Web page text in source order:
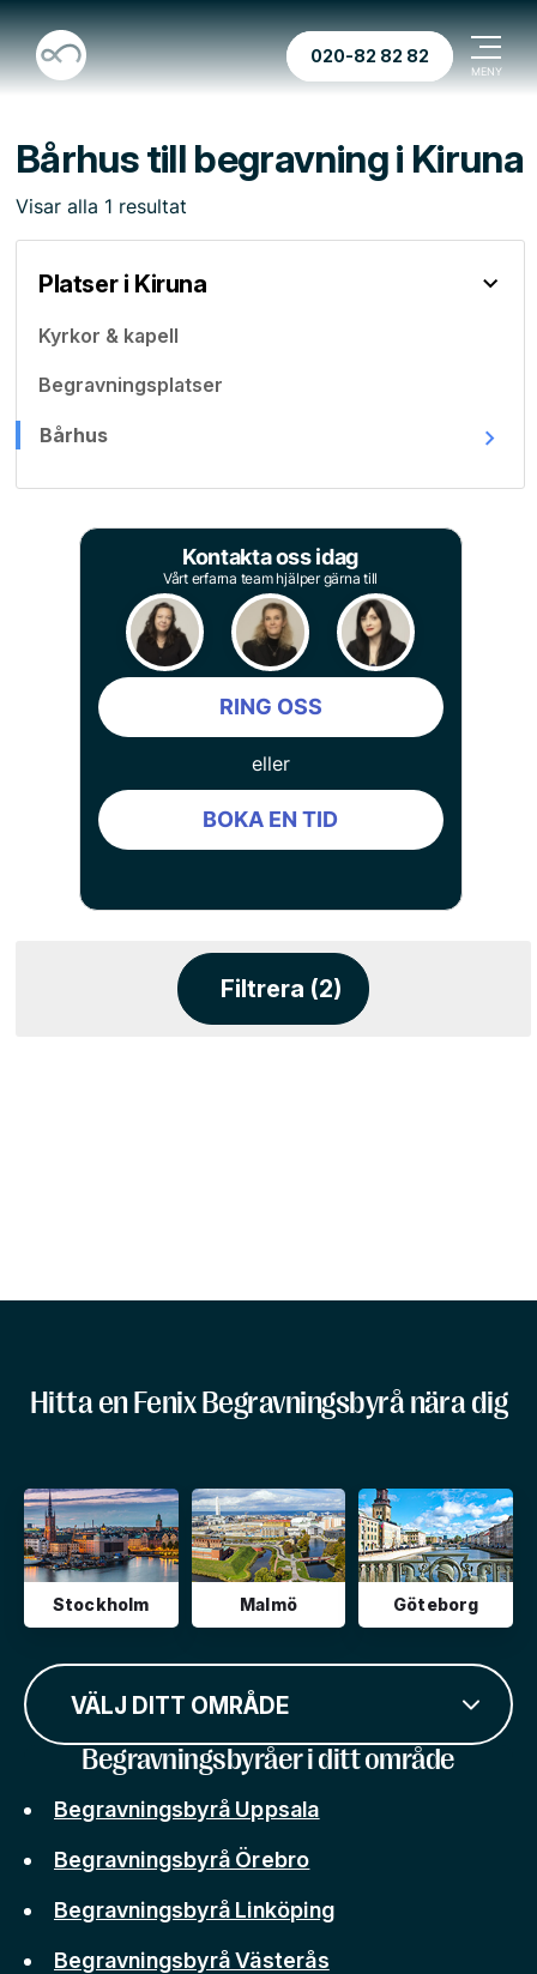
020-82 82 82
Bårhus till begravning i Kiruna
Visar alla 1 resultat
Platser i Kiruna
Kyrkor & kapell
Begravningsplatser
Bårhus
Kontakta oss idag
Vårt erfarna team hjälper gärna till
RING OSS
eller
BOKA EN TID
Filtrera (2)
Hitta en Fenix Begravningsbyrå nära dig
Stockholm Malmö Göteborg
VÄLJ DITT OMRÅDE
Begravningsbyråer i ditt område
Begravningsbyrå Uppsala
Begravningsbyrå Örebro
Begravningsbyrå Linköping
Begravningsbyrå Västerås